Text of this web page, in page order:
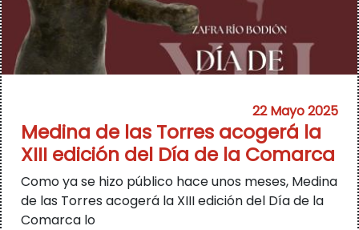
22 Mayo 2025
Medina de las Torres acogerá la
XIII edición del Día de la Comarca
Como ya se hizo público hace unos meses, Medina
de las Torres acogerá la XIII edición del Día de la
Comarca lo